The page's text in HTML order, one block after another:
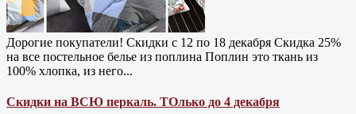
Дорогие покупатели! Скидки с 12 по 18 декабря Скидка 25%
на все постельное белье из поплина Поплин это ткань из
100% хлопка, из него...
Скидки на ВСЮ перкаль. ТОлько до 4 декабря